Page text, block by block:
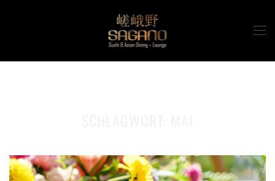
Zum Hauptinhalt springen